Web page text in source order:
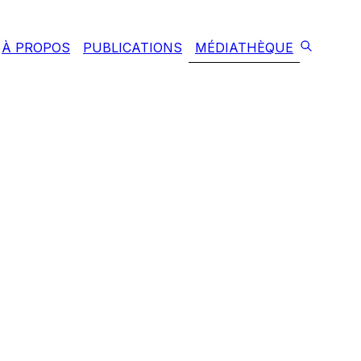
À PROPOS PUBLICATIONS MÉDIATHÈQUE